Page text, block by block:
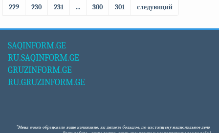
229
230 231 ... 300 301 следующий
SAQINFORM.GE
RU.SAQINFORM.GE
GRUZINFORM.GE
RU.GRUZINFORM.GE